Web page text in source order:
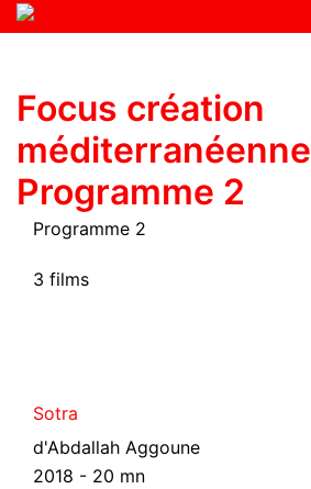
Focus création
méditerranéenne
Programme 2
Programme 2
3 films
Sotra
d'Abdallah Aggoune
2018 - 20 mn